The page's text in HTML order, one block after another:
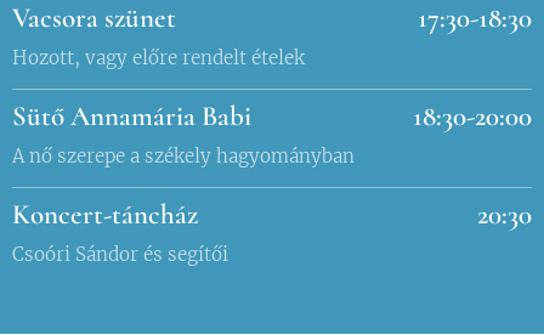
Vacsora szünet
Hozott, vagy előre rendelt ételek
17:30-18:30
Sütő Annamária Babi
A nő szerepe a székely hagyományban
18:30-20:00
Koncert-táncház
Csoóri Sándor és segítői
20:30